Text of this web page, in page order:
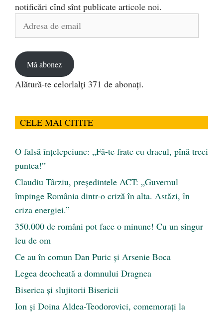
notificări cînd sînt publicate articole noi.
Adresa
Mă abonez
Alătură-te celorlalți 371 de abonați.
CELE MAI CITITE
O falsă înțelepciune: „Fă-te frate cu dracul, pînă treci
puntea!”
Claudiu Târziu, președintele ACT: „Guvernul
împinge România dintr-o criză în alta. Astăzi, în
criza energiei.”
350.000 de români pot face o minune! Cu un singur
leu de om
Ce au în comun Dan Puric şi Arsenie Boca
Legea deocheată a domnului Dragnea
Biserica și slujitorii Bisericii
Ion și Doina Aldea-Teodorovici, comemorați la